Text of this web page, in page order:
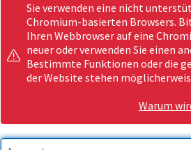
Sie verwenden eine nicht
Chromium-basierten Browsers.
Ihren Webbrowser auf eine
neuer oder verwenden Sie einen
Bestimmte Funktionen oder die
der Website stehen
Warum